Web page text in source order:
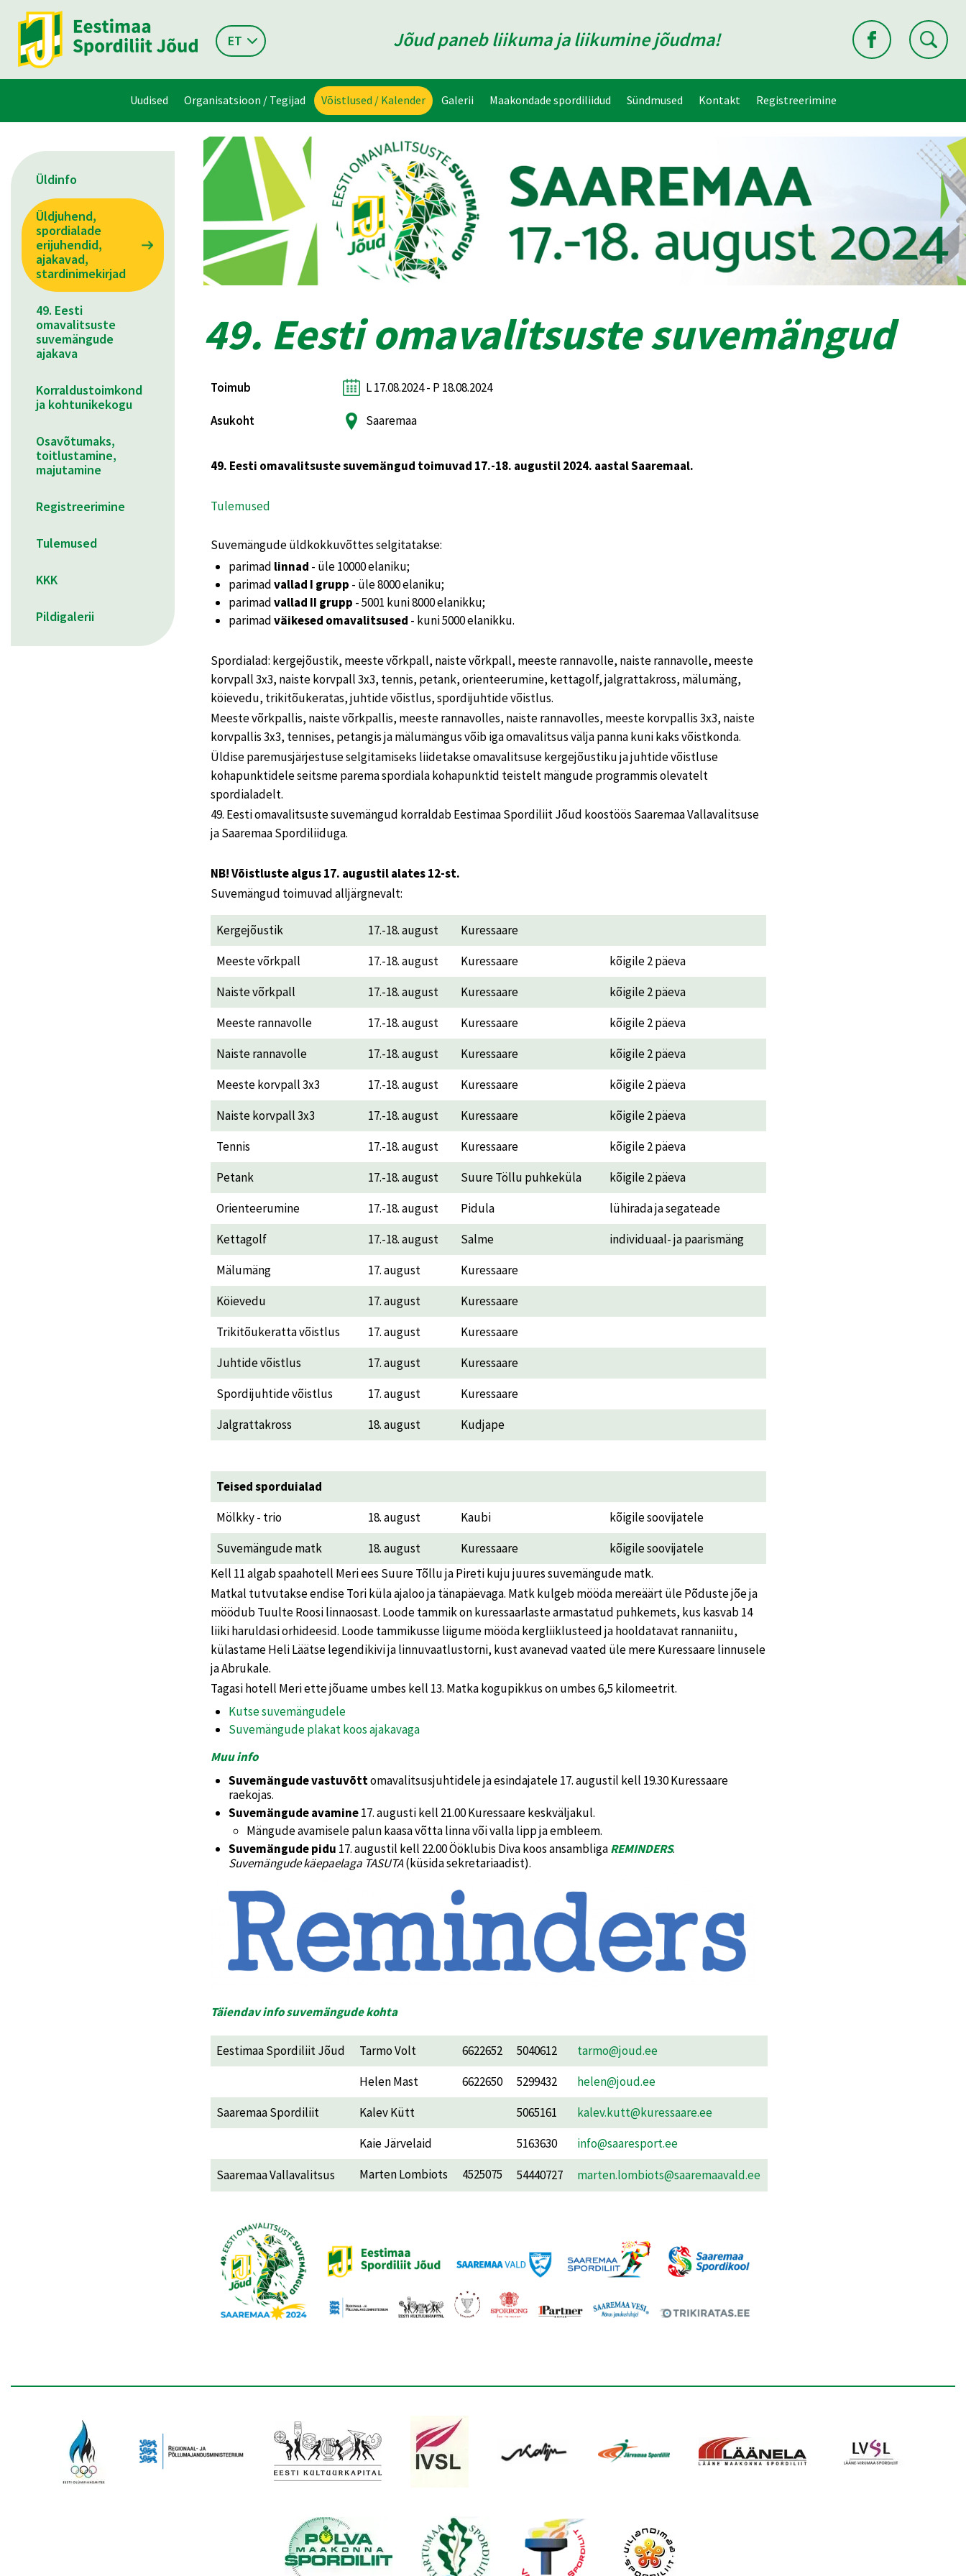
ET Jõud paneb liikuma ja liikumine jõudma!
Uudised Organisatsioon / Tegijad Võistlused / Kalender Galerii Maakondade spordiliidud Sündmused Kontakt Registreerimine
Üldinfo
Üldjuhend,
spordialade
erijuhendid,
ajakavad,
stardinimekirjad
49. Eesti
omavalitsuste
suvemängude
ajakava
Korraldustoimkond
ja kohtunikekogu
Osavõtumaks,
toitlustamine,
majutamine
Registreerimine
Tulemused
KKK
Pildigalerii
49. Eesti omavalitsuste suvemängud
Toimub L 17.08.2024 - P 18.08.2024
Asukoht Saaremaa
49. Eesti omavalitsuste suvemängud toimuvad 17.-18. augustil 2024. aastal Saaremaal.
Tulemused
Suvemängude üldkokkuvõttes selgitatakse:
parimad linnad - üle 10000 elaniku;
parimadvallad I grupp - üle 8000 elaniku;
parimadvallad II grupp - 5001 kuni 8000 elanikku;
parimadväikesed omavalitsused - kuni 5000 elanikku.
Spordialad: kergejõustik, meeste võrkpall, naiste võrkpall, meeste rannavolle, naiste rannavolle, meeste
korvpall 3x3, naiste korvpall 3x3, tennis, petank, orienteerumine, kettagolf, jalgrattakross, mälumäng,
köievedu, trikitõukeratas, juhtide võistlus, spordijuhtide võistlus.
Meeste võrkpallis, naiste võrkpallis, meeste rannavolles, naiste rannavolles, meeste korvpallis 3x3, naiste
korvpallis 3x3, tennises, petangis ja mälumängus võib iga omavalitsus välja panna kuni kaks võistkonda.
Üldise paremusjärjestuse selgitamiseks liidetakse omavalitsuse kergejõustiku ja juhtide võistluse
kohapunktidele seitsme parema spordiala kohapunktid teistelt mängude programmis olevatelt
spordialadelt.
49. Eesti omavalitsuste suvemängud korraldab Eestimaa Spordiliit Jõud koostöös Saaremaa Vallavalitsuse
ja Saaremaa Spordiliiduga.
NB! Võistluste algus 17. augustil alates 12-st.
Suvemängud toimuvad alljärgnevalt:
Kergejõustik 17.-18. august
Kuressaare
Meeste võrkpall
17.-18. august Kuressaare
kõigile 2 päeva
Naiste võrkpall
17.-18. august Kuressaare
kõigile 2 päeva
Meeste rannavolle
17.-18. august Kuressaare
kõigile 2 päeva
Naiste rannavolle
17.-18. august Kuressaare
kõigile 2 päeva
Meeste korvpall 3x3
17.-18. august Kuressaare
kõigile 2 päeva
Naiste korvpall 3x3
17.-18. august Kuressaare
kõigile 2 päeva
Tennis
17.-18. august Kuressaare
kõigile 2 päeva
Petank
17.-18. august Suure Töllu puhkeküla
kõigile 2 päeva
Orienteerumine
17.-18. august Pidula
lühirada ja segateade
Kettagolf
17.-18. august Salme
individuaal- ja paarismäng
Mälumäng
17. august
Kuressaare
Köievedu
17. august
Kuressaare
Trikitõukeratta võistlus
17. august
Kuressaare
Juhtide võistlus
17. august
Kuressaare
Spordijuhtide võistlus
17. august
Kuressaare
Jalgrattakross
18. august Kudjape
Teised sporduialad
Mölkky - trio
18. august Kaubi
kõigile soovijatele
Suvemängude matk
18. august Kuressaare
kõigile soovijatele
Kell 11 algab spaahotell Meri ees Suure Tõllu ja Pireti kuju juures suvemängude matk.
Matkal tutvutakse endise Tori küla ajaloo ja tänapäevaga. Matk kulgeb mööda mereäärt üle Põduste jõe ja
möödub Tuulte Roosi linnaosast. Loode tammik on kuressaarlaste armastatud puhkemets, kus kasvab 14
liiki haruldasi orhideesid. Loode tammikusse liigume mööda kergliiklusteed ja hooldatavat rannaniitu,
külastame Heli Läätse legendikivi ja linnuvaatlustorni, kust avanevad vaated üle mere Kuressaare linnusele
ja Abrukale.
Tagasi hotell Meri ette jõuame umbes kell 13. Matka kogupikkus on umbes 6,5 kilomeetrit.
Kutse suvemängudele
Suvemängude plakat koos ajakavaga
Muu info
Suvemängude vastuvõttomavalitsusjuhtidele ja esindajatele 17. augustil kell 19.30 Kuressaare
raekojas.
Suvemängude avamine17. augusti kell 21.00 Kuressaare keskväljakul.
Mängude avamisele palun kaasa võtta linna või valla lipp ja embleem.
Suvemängude pidu 17. augustil kell 22.00 Ööklubis Diva koos ansambligaREMINDERS.
Suvemängude käepaelaga TASUTA(küsida sekretariaadist).
Täiendav info suvemängude kohta
Eestimaa Spordiliit Jõud Tarmo Volt 6622652 5040612
tarmo@joud.ee
Helen Mast
6622650 5299432
helen@joud.ee
Saaremaa Spordiliit
Kalev Kütt 5065161
kalev.kutt@kuressaare.ee
Kaie Järvelaid
5163630
info@saaresport.ee
Saaremaa Vallavalitsus
Marten Lombiots 4525075 54440727 marten.lombiots@saaremaavald.ee